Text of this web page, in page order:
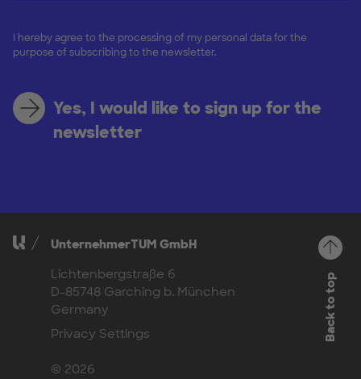
I hereby agree to the processing of my personal data for the
purpose of subscribing to the newsletter.
Yes, I would like to sign up for the
newsletter
UnternehmerTUM GmbH
Lichtenbergstraße 6
D-85748 Garching b. München
Germany
Privacy Settings
© 2026
Back to top